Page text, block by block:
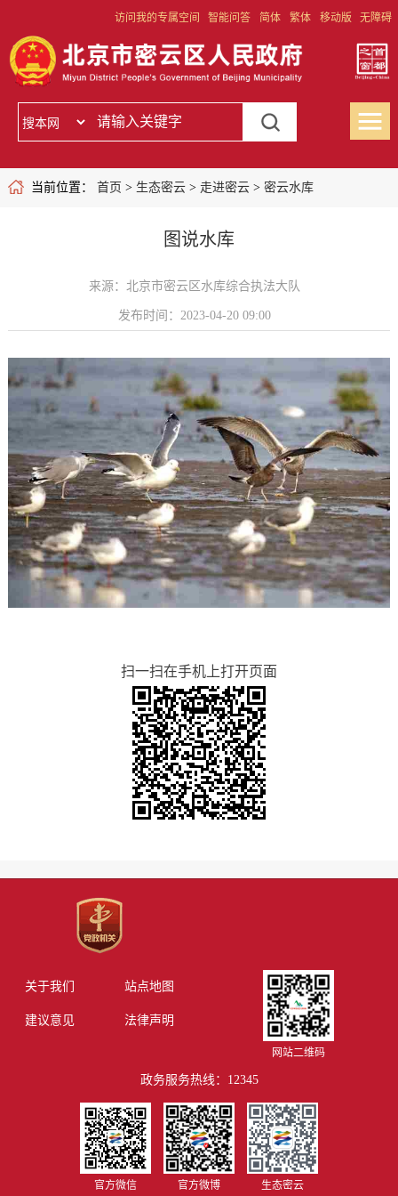
访问我的专属空间 智能问答 简体 繁体 移动版 无障碍
当前位置： 首页 > 生态密云> 走进密云> 密云水库
图说水库
来源：北京市密云区水库综合执法大队
发布时间：2023-04-20 09:00
扫一扫在手机上打开页面
关于我们 站点地图
建议意见 法律声明
网站二维码
政务服务热线：12345
官方微信 官方微博 生态密云